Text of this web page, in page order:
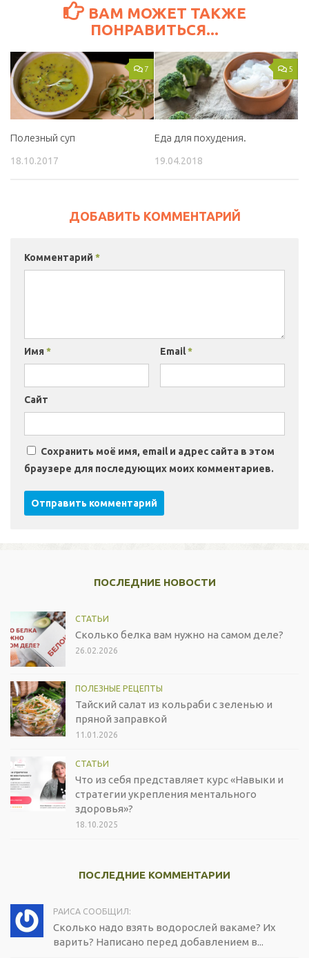
ВАМ МОЖЕТ ТАКЖЕ
ПОНРАВИТЬСЯ...
7
Полезный суп
18.10.2017
5
Еда для похудения.
19.04.2018
ДОБАВИТЬ КОММЕНТАРИЙ
Комментарий *
Имя * Email*
Сайт
Сохранить моё имя, email и адрес сайта в этом
браузере для последующих моих комментариев.
ПОСЛЕДНИЕ НОВОСТИ
СТАТЬИ
Сколько белка вам нужно на самом деле?
26.02.2026
ПОЛЕЗНЫЕ РЕЦЕПТЫ
Тайский салат из кольраби с зеленью и
пряной заправкой
11.01.2026
СТАТЬИ
Что из себя представляет курс «Навыки и
стратегии укрепления ментального
здоровья»?
18.10.2025
ПОСЛЕДНИЕ КОММЕНТАРИИ
РАИСА СООБЩИЛ:
Сколько надо взять водорослей вакаме? Их
варить? Написано перед добавлением в...